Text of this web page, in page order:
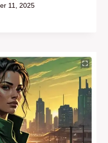
11, 2025